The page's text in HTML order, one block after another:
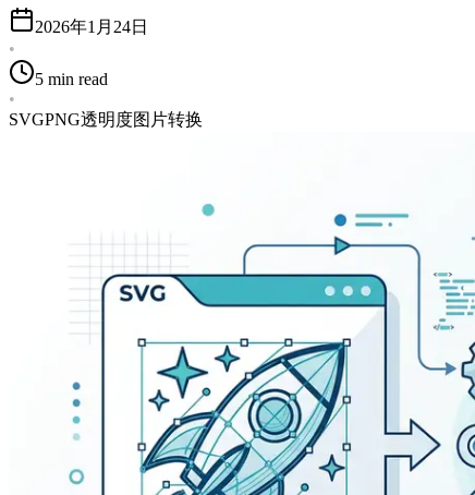
2026年1月24日
•
5 min read
•
SVGPNG透明度图片转换